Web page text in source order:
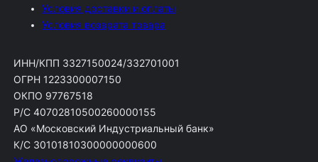
Условия доставки и оплаты
Условия возврата товара
ИНН/КПП 3327150024/332701001
ОГРН 1223300007150
ОКПО 97767518
Р/С 40702810500260000155
АО «Московский Индустриальный банк»
К/С 30101810300000000600